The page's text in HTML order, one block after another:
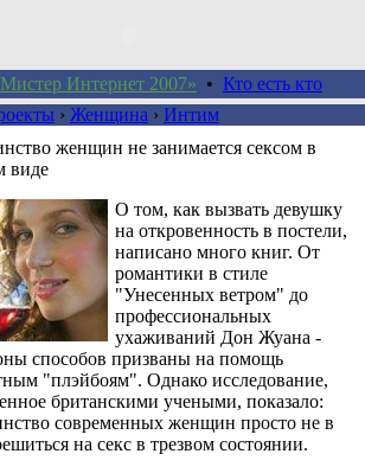
Интернет 2007» • Кто есть кто
› Женщина › Интим
женщин не занимается сексом в
виде
О том, как вызвать девушку
на откровенность в постели,
написано много книг. От
романтики в стиле
"Унесенных ветром" до
профессиональных
ухаживаний Дон Жуана -
способов призваны на помощь
"плэйбоям". Однако исследование,
британскими учеными, показало:
современных женщин просто не в
на секс в трезвом состоянии.